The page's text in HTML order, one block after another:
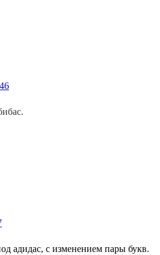
адидас, с изменением пары букв.